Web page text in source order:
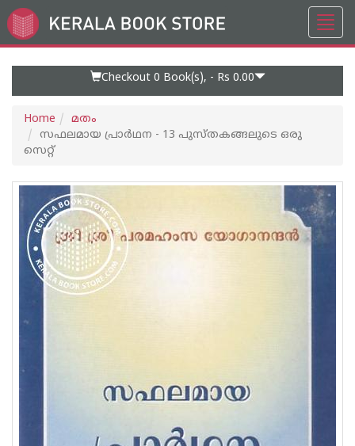
Go
to
Checkout 0 Book(s), - Rs 0.00
Home
മതം
സഫലമായ പ്രാർഥന - 13 പുസ്തകങ്ങലുടെ ഒരു
സെറ്റ്